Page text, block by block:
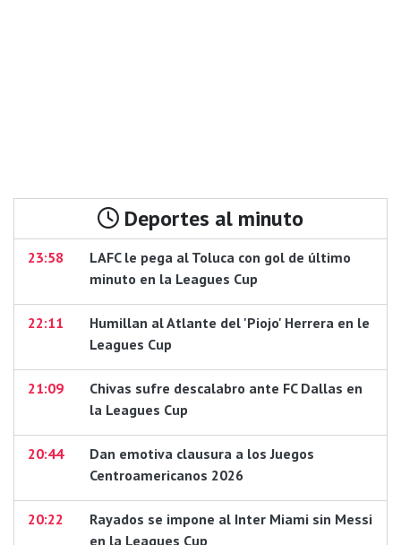
Deportes al minuto
23:58
LAFC le pega al Toluca con gol de último
minuto en la Leagues Cup
22:11
Humillan al Atlante del 'Piojo' Herrera en le
Leagues Cup
21:09
Chivas sufre descalabro ante FC Dallas en
la Leagues Cup
20:44
Dan emotiva clausura a los Juegos
Centroamericanos 2026
20:22
Rayados se impone al Inter Miami sin Messi
en la Leagues Cup